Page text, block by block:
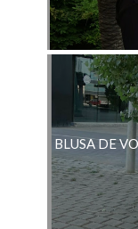
BLUSA DE